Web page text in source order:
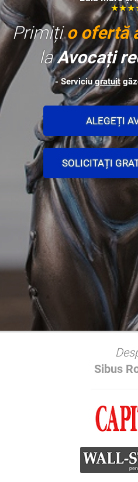
Primițio ofertă
laAvocați
- Serviciugratuit
ALEGEȚI
SOLICITAȚI
Sibus